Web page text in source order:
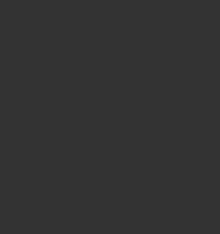
лампу при
закрытии. Кроме